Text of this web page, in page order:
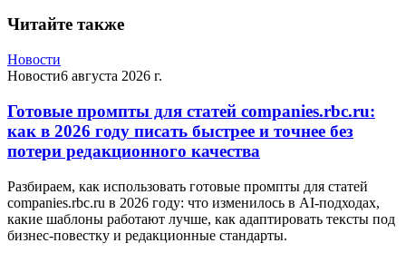
Читайте также
Новости
Новости6 августа 2026 г.
Готовые промпты для статей companies.rbc.ru:
как в 2026 году писать быстрее и точнее без
потери редакционного качества
Разбираем, как использовать готовые промпты для статей
companies.rbc.ru в 2026 году: что изменилось в AI-подходах,
какие шаблоны работают лучше, как адаптировать тексты под
бизнес-повестку и редакционные стандарты.